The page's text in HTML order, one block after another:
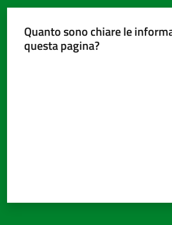
Quanto sono chiare le
questa pagina?